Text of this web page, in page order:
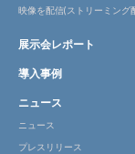
映像を配信(ストリーミング
展示会レポート
導入事例
ニュース
ニュース
プレスリリース